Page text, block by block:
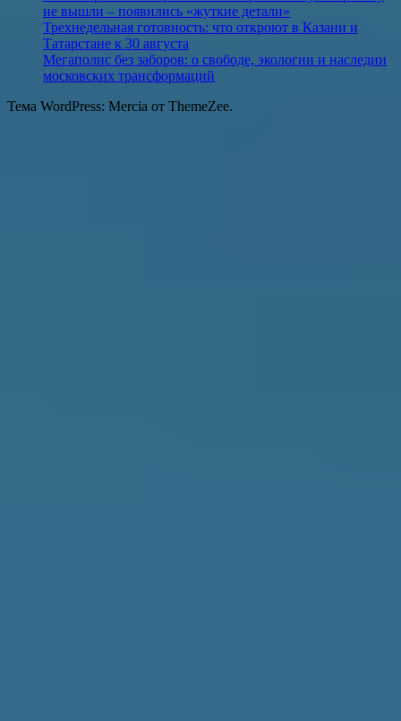
не вышли – появились «жуткие детали»
Трехнедельная готовность: что откроют в Казани и
Татарстане к 30 августа
Мегаполис без заборов: о свободе, экологии и наследии
московских трансформаций
Тема WordPress: Mercia от ThemeZee.